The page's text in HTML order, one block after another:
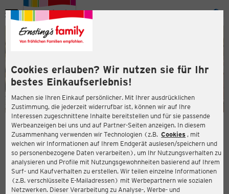
Cookies erlauben? Wir nutzen sie für Ihr
bestes Einkaufserlebnis!
Machen sie Ihren Einkauf persönlicher. Mit Ihrer ausdrücklichen
Zustimmung, die jederzeit widerrufbar ist, können wir auf Ihre
Interessen zugeschnittene Inhalte bereitstellen und für sie passende
Werbeanzeigen bei uns und auf Partner-Seiten anzeigen. In diesem
Zusammenhang verwenden wir Technologien (z.B. Cookies , mit
welchen wir Informationen auf Ihrem Endgerät auslesen/speichern und
so personenbezogene Daten verarbeiten), um Ihr Nutzungsverhalten zu
analysieren und Profile mit Nutzungsgewohnheiten basierend auf Ihrem
Surf- und Kaufverhalten zu erstellen. Wir teilen einzelne Informationen
(z.B. verschlüsselte E-Mailadressen) mit Werbepartnern wie sozialen
Netzwerken. Dieser Verarbeitung zu Analyse-, Werbe- und
Menü
ERNSTING'S FAMILY FILIALE
Bornumer Straße 141
30453 Hannover
3,7
Bewertung: